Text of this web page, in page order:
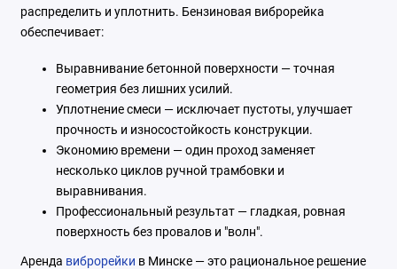
распределить и уплотнить. Бензиновая виброрейка
обеспечивает:
Выравнивание бетонной поверхности — точная
геометрия без лишних усилий.
Уплотнение смеси — исключает пустоты, улучшает
прочность и износостойкость конструкции.
Экономию времени — один проход заменяет
несколько циклов ручной трамбовки и
выравнивания.
Профессиональный результат — гладкая, ровная
поверхность без провалов и "волн".
Аренда виброрейки в Минске — это рациональное решение